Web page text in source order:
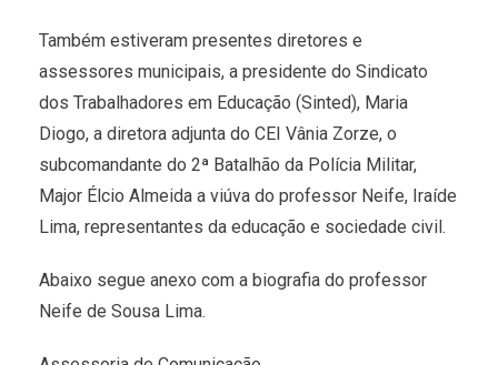
Também estiveram presentes diretores e
assessores municipais, a presidente do Sindicato
dos Trabalhadores em Educação (Sinted), Maria
Diogo, a diretora adjunta do CEI Vânia Zorze, o
subcomandante do 2ª Batalhão da Polícia Militar,
Major Élcio Almeida a viúva do professor Neife, Iraíde
Lima, representantes da educação e sociedade civil.
Abaixo segue anexo com a biografia do professor
Neife de Sousa Lima.